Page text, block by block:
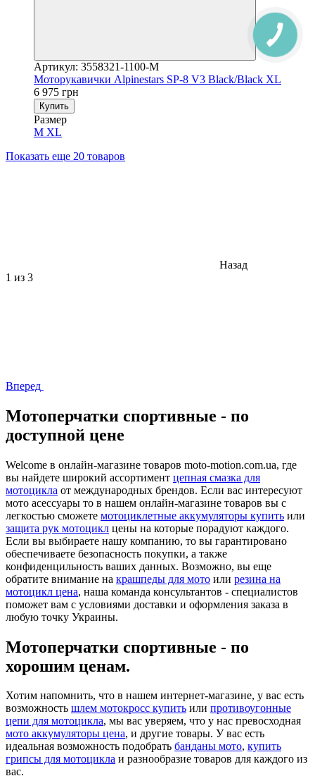
Артикул: 3558321-1100-M
Моторукавички Alpinestars SP-8 V3 Black/Black XL
6 975 грн
Купить
Размер
M XL
Показать еще 20 товаров
Назад
1 из 3
Вперед
Мотоперчатки спортивные - по
доступной цене
Welcome в онлайн-магазине товаров moto-motion.com.ua, где
вы найдете широкий ассортимент цепная смазка для
мотоцикла от международных брендов. Если вас интересуют
мото асессуары то в нашем онлайн-магазине товаров вы с
легкостью сможете мотоциклетные аккумуляторы купить или
защита рук мотоцикл цены на которые порадуют каждого.
Если вы выбираете нашу компанию, то вы гарантировано
обеспечиваете безопасность покупки, а также
конфиденцильность ваших данных. Возможно, вы еще
обратите внимание на крашпеды для мото или резина на
мотоцикл цена, наша команда консультантов - специалистов
поможет вам с условиями доставки и оформления заказа в
любую точку Украины.
Мотоперчатки спортивные - по
хорошим ценам.
Хотим напомнить, что в нашем интернет-магазине, у вас есть
возможность шлем мотокросс купить или противоугонные
цепи для мотоцикла, мы вас уверяем, что у нас превосходная
мото аккумуляторы цена, и другие товары. У вас есть
идеальная возможность подобрать банданы мото, купить
грипсы для мотоцикла и разнообразие товаров для каждого из
вас.